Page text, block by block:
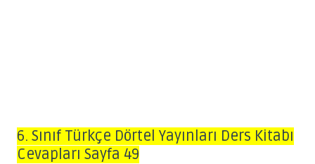
6. Sınıf Türkçe Dörtel Yayınları Ders Kitabı
Cevapları Sayfa 49